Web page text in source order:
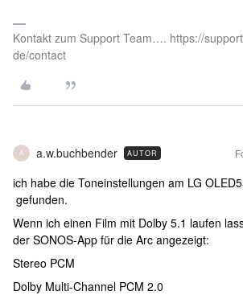
Kontakt zum Support Team…. https://
de/contact
A a.w.buchbender AUTOR
ich habe die Toneinstellungen am LG
gefunden.
Wenn ich einen Film mit Dolby 5.1 laufen
der SONOS-App für die Arc angezeigt:
Stereo PCM
Dolby Multi-Channel PCM 2.0